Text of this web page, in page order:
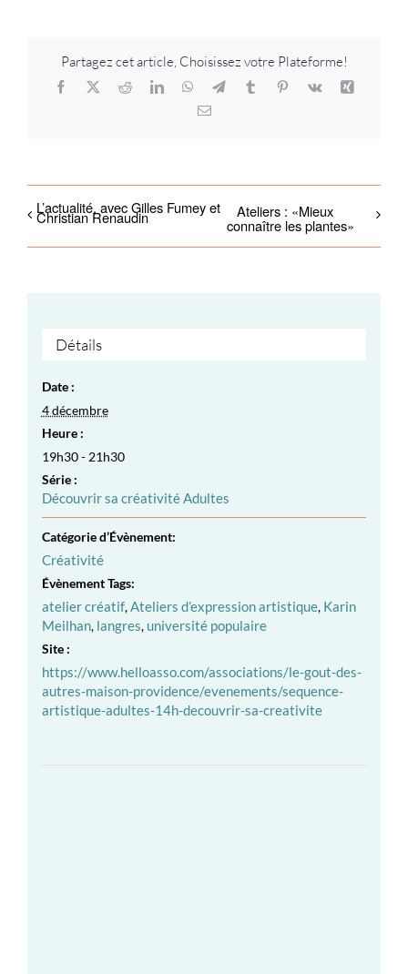
Partagez cet article, Choisissez votre Plateforme!
Facebook
X RedditLinkedInWhatsApp
TelegramTumblr Pinterest
Vk
Xing
Email
L’actualité, avec Gilles Fumey et
Christian Renaudin Ateliers : «Mieux
connaître les plantes»
Détails
Date :
4 décembre
Heure :
19h30 - 21h30
Série :
Découvrir sa créativité Adultes
Catégorie d’Évènement:
Créativité
Évènement Tags:
atelier créatif,Ateliers d’expression artistique, Karin
Meilhan, langres, université populaire
Site :
https://www.helloasso.com/associations/le-gout-des-
autres-maison-providence/evenements/sequence-
artistique-adultes-14h-decouvrir-sa-creativite